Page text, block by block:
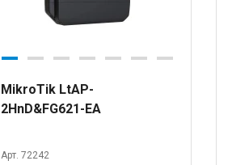
MikroTik LtAP-
2HnD&FG621-EA
Арт. 72242